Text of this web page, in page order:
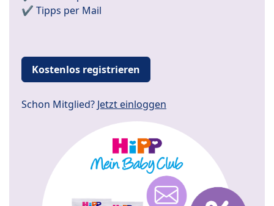
✔️ Tipps per Mail
Kostenlos registrieren
Schon Mitglied? Jetzt einloggen